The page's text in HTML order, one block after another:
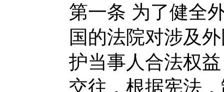
第一条 为了健全
国的法院对涉及
护当事人合法权
交往，根据宪法